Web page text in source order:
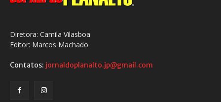
Diretora: Camila Vilasboa
Editor: Marcos Machado
Contatos: jornaldoplanalto.jp@gmail.com